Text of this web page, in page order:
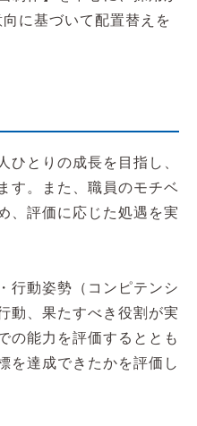
に基づいて配置替えを
とりの成長を目指し、
す。また、職員のモチベ
、評価に応じた処遇を実
行動姿勢（コンピテンシ
動、果たすべき役割が実
の能力を評価するととも
を達成できたかを評価し